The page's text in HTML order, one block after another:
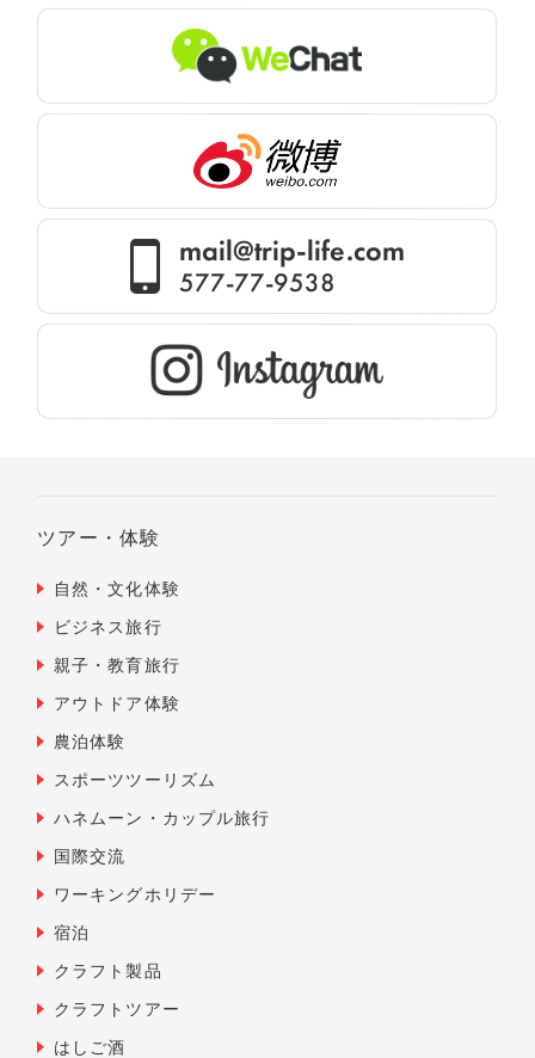
mail@trip-life.com
577-77-9538
ツアー・体験
自然・文化体験
ビジネス旅行
親子・教育旅行
アウトドア体験
農泊体験
スポーツツーリズム
ハネムーン・カップル旅行
国際交流
ワーキングホリデー
宿泊
クラフト製品
クラフトツアー
はしご酒